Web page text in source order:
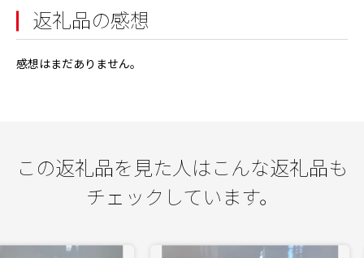
返礼品の感想
感想はまだありません。
この返礼品を見た人はこんな返礼品も
チェックしています。